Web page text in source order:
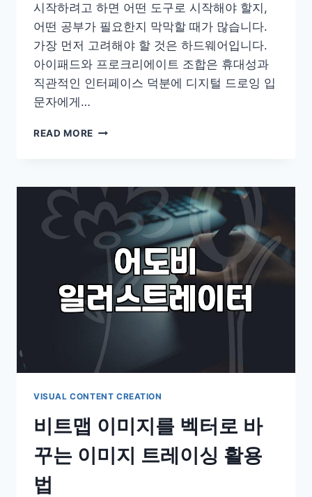
시작하려고 하면 어떤 도구로 시작해야 할지,
어떤 공부가 필요한지 막막할 때가 많습니다.
가장 먼저 고려해야 할 것은 하드웨어입니다.
아이패드와 프로크리에이트 조합은 휴대성과
직관적인 인터페이스 덕분에 디지털 드로잉 입
문자에게…
READ MORE
러
스
트
를
시
때
알
아
면
좋
현
적
조
언
VISUAL CONTENT CREATION
비트맵 이미지를 벡터로 바
꾸는 이미지 트레이싱 활용
법